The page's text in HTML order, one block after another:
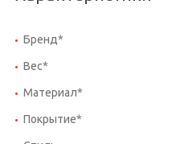
Бренд*
Вес*
Материал*
Покрытие*